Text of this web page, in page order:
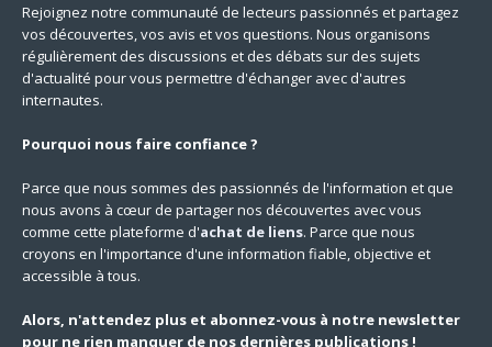
Rejoignez notre communauté de lecteurs passionnés et partagez
vos découvertes, vos avis et vos questions. Nous organisons
régulièrement des discussions et des débats sur des sujets
d'actualité pour vous permettre d'échanger avec d'autres
internautes.
Pourquoi nous faire confiance ?
Parce que nous sommes des passionnés de l'information et que
nous avons à cœur de partager nos découvertes avec vous
comme cette plateforme d'achat de liens. Parce que nous
croyons en l'importance d'une information fiable, objective et
accessible à tous.
Alors, n'attendez plus et abonnez-vous à notre newsletter
pour ne rien manquer de nos dernières publications !